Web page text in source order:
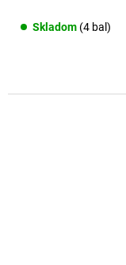
Skladom (4 bal)